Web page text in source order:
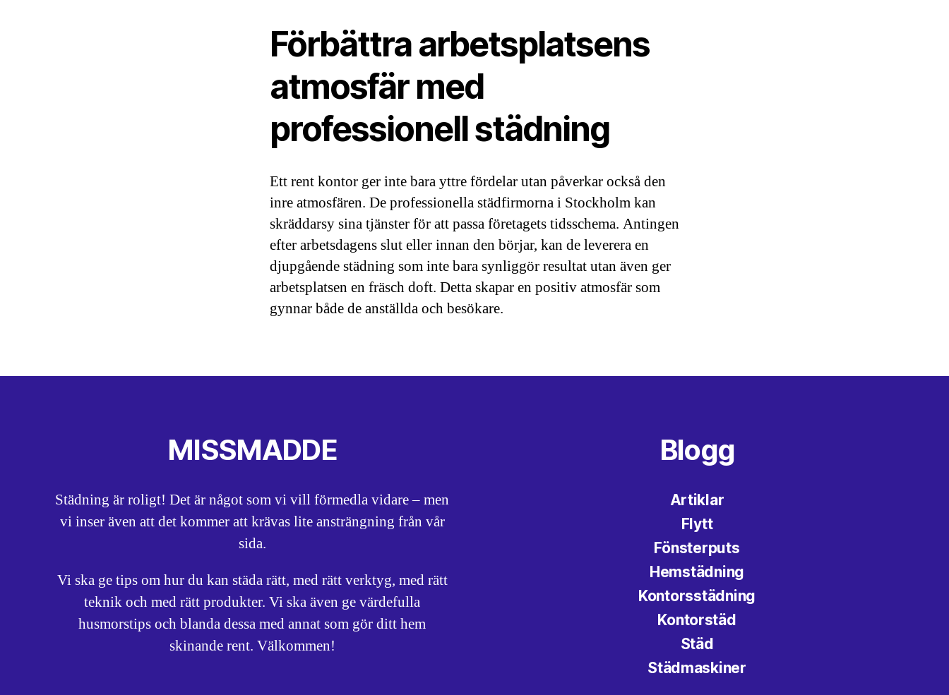
Förbättra arbetsplatsens
atmosfär med
professionell städning
Ett rent kontor ger inte bara yttre fördelar utan påverkar också den
inre atmosfären. De professionella städfirmorna i Stockholm kan
skräddarsy sina tjänster för att passa företagets tidsschema. Antingen
efter arbetsdagens slut eller innan den börjar, kan de leverera en
djupgående städning som inte bara synliggör resultat utan även ger
arbetsplatsen en fräsch doft. Detta skapar en positiv atmosfär som
gynnar både de anställda och besökare.
MISSMADDE
Städning är roligt! Det är något som vi vill förmedla vidare – men
vi inser även att det kommer att krävas lite ansträngning från vår
sida.
Vi ska ge tips om hur du kan städa rätt, med rätt verktyg, med rätt
teknik och med rätt produkter. Vi ska även ge värdefulla
husmorstips och blanda dessa med annat som gör ditt hem
skinande rent. Välkommen!
Blogg
Artiklar
Flytt
Fönsterputs
Hemstädning
Kontorsstädning
Kontorstäd
Städ
Städmaskiner